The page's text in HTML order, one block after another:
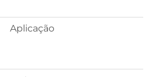
Aplicação